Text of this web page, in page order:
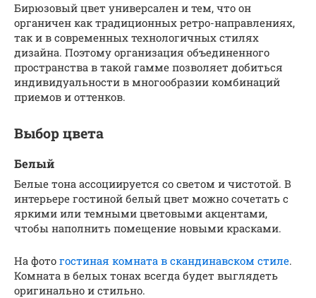
Бирюзовый цвет универсален и тем, что он
органичен как традиционных ретро-направлениях,
так и в современных технологичных стилях
дизайна. Поэтому организация объединенного
пространства в такой гамме позволяет добиться
индивидуальности в многообразии комбинаций
приемов и оттенков.
Выбор цвета
Белый
Белые тона ассоциируется со светом и чистотой. В
интерьере гостиной белый цвет можно сочетать с
яркими или темными цветовыми акцентами,
чтобы наполнить помещение новыми красками.
На фото гостиная комната в скандинавском стиле.
Комната в белых тонах всегда будет выглядеть
оригинально и стильно.